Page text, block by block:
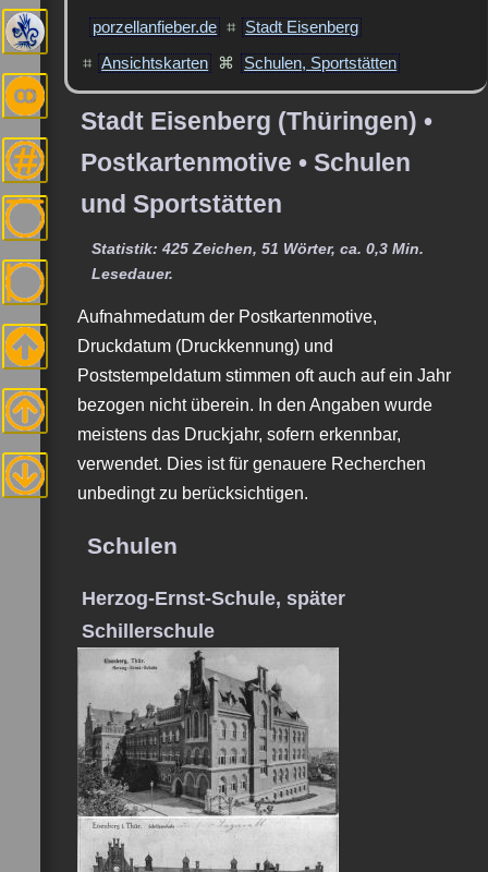
porzellanfieber.de ⌗ Stadt Eisenberg
⌗ Ansichtskarten ⌘ Schulen, Sportstätten
Stadt Eisenberg (Thüringen) •
Postkartenmotive • Schulen
und Sportstätten
Statistik: 425 Zeichen, 51 Wörter, ca. 0,3 Min.
Lesedauer.
Aufnahmedatum der Postkartenmotive,
Druckdatum (Druckkennung) und
Poststempeldatum stimmen oft auch auf ein Jahr
bezogen nicht überein. In den Angaben wurde
meistens das Druckjahr, sofern erkennbar,
verwendet. Dies ist für genauere Recherchen
unbedingt zu berücksichtigen.
Schulen
Herzog-Ernst-Schule, später
Schillerschule